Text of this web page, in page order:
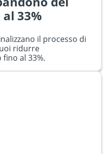
33%
il processo di
ridurre
al 33%.